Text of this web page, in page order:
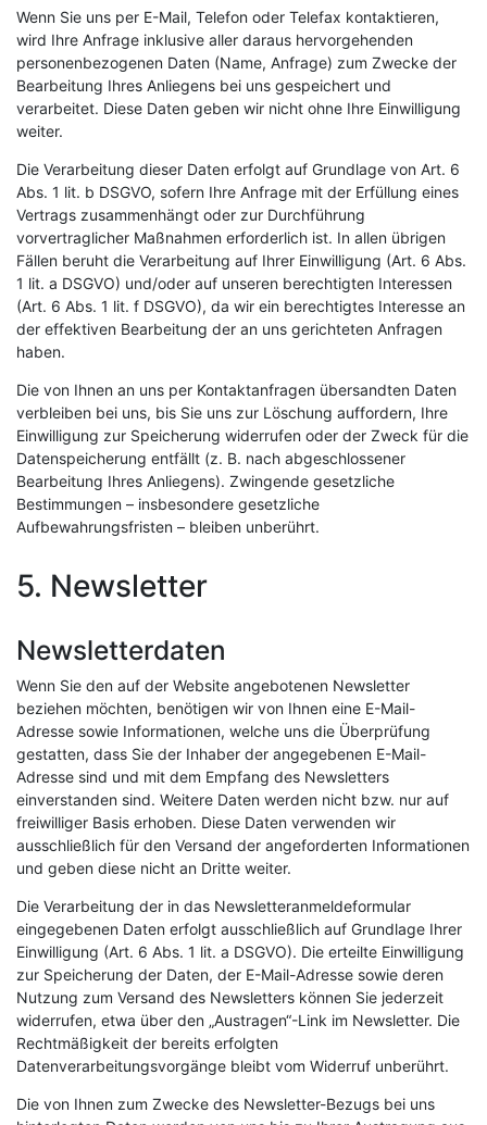
Wenn Sie uns per E-Mail, Telefon oder Telefax kontaktieren,
wird Ihre Anfrage inklusive aller daraus hervorgehenden
personenbezogenen Daten (Name, Anfrage) zum Zwecke der
Bearbeitung Ihres Anliegens bei uns gespeichert und
verarbeitet. Diese Daten geben wir nicht ohne Ihre Einwilligung
weiter.
Die Verarbeitung dieser Daten erfolgt auf Grundlage von Art. 6
Abs. 1 lit. b DSGVO, sofern Ihre Anfrage mit der Erfüllung eines
Vertrags zusammenhängt oder zur Durchführung
vorvertraglicher Maßnahmen erforderlich ist. In allen übrigen
Fällen beruht die Verarbeitung auf Ihrer Einwilligung (Art. 6 Abs.
1 lit. a DSGVO) und/oder auf unseren berechtigten Interessen
(Art. 6 Abs. 1 lit. f DSGVO), da wir ein berechtigtes Interesse an
der effektiven Bearbeitung der an uns gerichteten Anfragen
haben.
Die von Ihnen an uns per Kontaktanfragen übersandten Daten
verbleiben bei uns, bis Sie uns zur Löschung auffordern, Ihre
Einwilligung zur Speicherung widerrufen oder der Zweck für die
Datenspeicherung entfällt (z. B. nach abgeschlossener
Bearbeitung Ihres Anliegens). Zwingende gesetzliche
Bestimmungen – insbesondere gesetzliche
Aufbewahrungsfristen – bleiben unberührt.
5. Newsletter
Newsletterdaten
Wenn Sie den auf der Website angebotenen Newsletter
beziehen möchten, benötigen wir von Ihnen eine E-Mail-
Adresse sowie Informationen, welche uns die Überprüfung
gestatten, dass Sie der Inhaber der angegebenen E-Mail-
Adresse sind und mit dem Empfang des Newsletters
einverstanden sind. Weitere Daten werden nicht bzw. nur auf
freiwilliger Basis erhoben. Diese Daten verwenden wir
ausschließlich für den Versand der angeforderten Informationen
und geben diese nicht an Dritte weiter.
Die Verarbeitung der in das Newsletteranmeldeformular
eingegebenen Daten erfolgt ausschließlich auf Grundlage Ihrer
Einwilligung (Art. 6 Abs. 1 lit. a DSGVO). Die erteilte Einwilligung
zur Speicherung der Daten, der E-Mail-Adresse sowie deren
Nutzung zum Versand des Newsletters können Sie jederzeit
widerrufen, etwa über den „Austragen“-Link im Newsletter. Die
Rechtmäßigkeit der bereits erfolgten
Datenverarbeitungsvorgänge bleibt vom Widerruf unberührt.
Die von Ihnen zum Zwecke des Newsletter-Bezugs bei uns